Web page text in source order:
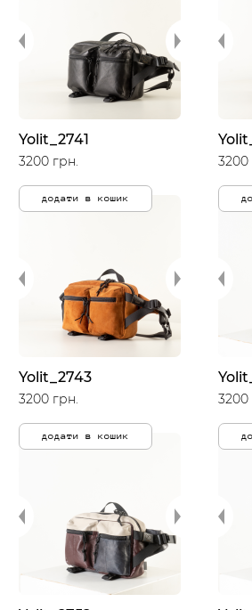
Yolit_2741
3200 грн.
додати в кошик
3200
Yolit_2743
3200 грн.
додати в кошик
3200